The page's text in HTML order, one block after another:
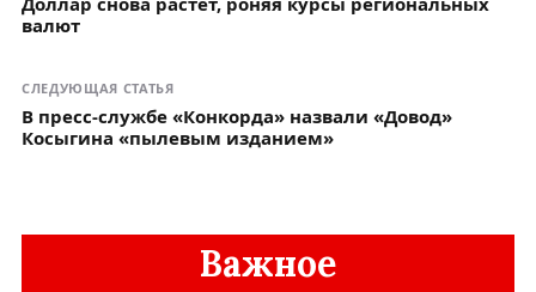
валют
СЛЕДУЮЩАЯ СТАТЬЯ
В пресс-службе «Конкорда» назвали «Довод»
Косыгина «пылевым изданием»
Важное